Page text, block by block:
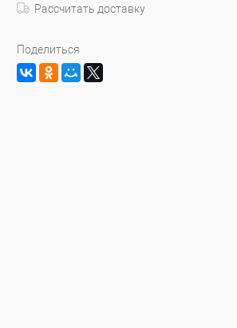
Рассчитать доставку
Поделиться